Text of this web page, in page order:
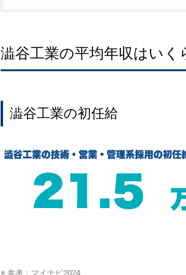
澁谷工業の平均年収はいく
澁谷工業の初任給
※ 参考： マイナビ2024